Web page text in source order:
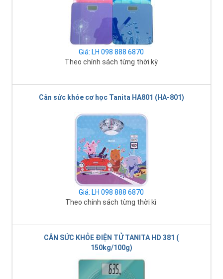
Giá: LH 098 888 6870
Theo chính sách từng thời kỳ
Cân sức khỏe cơ học Tanita HA801 (HA-801)
Giá: LH 098 888 6870
Theo chính sách từng thời kì
CÂN SỨC KHỎE ĐIỆN TỬ TANITA HD 381 (
150kg/100g)